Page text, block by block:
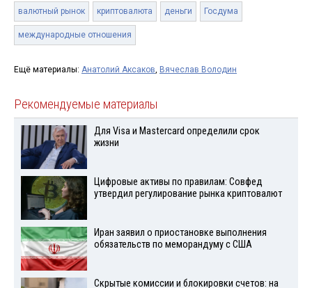
валютный рынок криптовалюта деньги Госдума
международные отношения
Ещё материалы: Анатолий Аксаков, Вячеслав Володин
Рекомендуемые материалы
Для Visа и Mastercard определили срок
жизни
Цифровые активы по правилам: Совфед
утвердил регулирование рынка криптовалют
Иран заявил о приостановке выполнения
обязательств по меморандуму с США
Скрытые комиссии и блокировки счетов: на